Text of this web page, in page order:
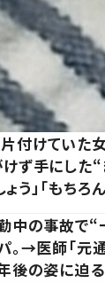
付けていた
けず手にした
う」「もちろん
中の事故で“
。→医師「元
後の姿に迫る